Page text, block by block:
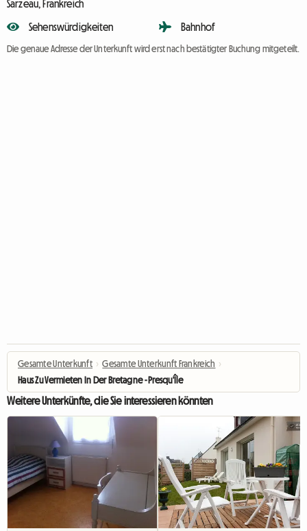
Sarzeau, Frankreich
Sehenswürdigkeiten Bahnhof
Die genaue Adresse der Unterkunft wird erst nach bestätigter Buchung mitgeteilt.
Gesamte Unterkunft › Gesamte Unterkunft Frankreich ›
Haus Zu Vermieten In Der Bretagne - Presqu'Île
Weitere Unterkünfte, die Sie interessieren könnten